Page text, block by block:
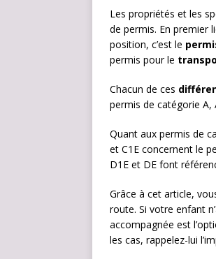
Les propriétés et les
de permis. En premier
position, c’est le
permis pour le
Chacun de ces
permis de catégorie
Quant aux permis de
et C1E concernent le
D1E et DE font
Grâce à cet article,
route. Si votre enfant
accompagnée est
les cas, rappelez-lui